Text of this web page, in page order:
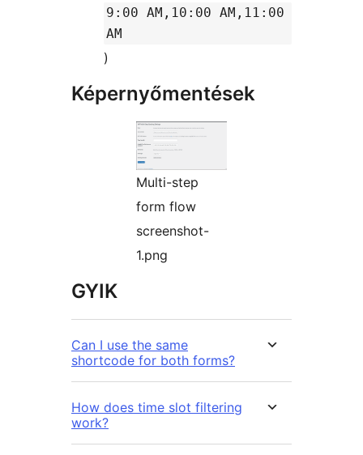
9:00 AM,10:00 AM,11:00
AM
)
Képernyőmentések
Multi-step
form flow
screenshot-
1.png
GYIK
Can I use the same
shortcode for both forms?
How does time slot filtering
work?